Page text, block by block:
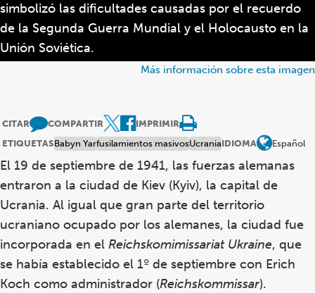
Más información sobre esta imagen
simbolizó las dificultades causadas por el recuerdo
de la Segunda Guerra Mundial y el Holocausto en la
Unión Soviética.
CITAR COMPARTIR
IMPRIMIR
ETIQUETASBabyn Yarfusilamientos masivosUcraniaIDIOMA Español
El 19 de septiembre de 1941, las fuerzas alemanas
entraron a la ciudad de Kiev (Kyiv), la capital de
Ucrania. Al igual que gran parte del territorio
ucraniano ocupado por los alemanes, la ciudad fue
incorporada en el Reichskomimissariat Ukraine, que
se había establecido el 1º de septiembre con Erich
Koch como administrador (Reichskommissar).